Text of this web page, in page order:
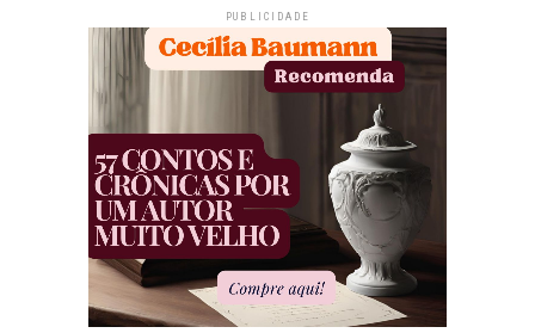
PUBLICIDADE